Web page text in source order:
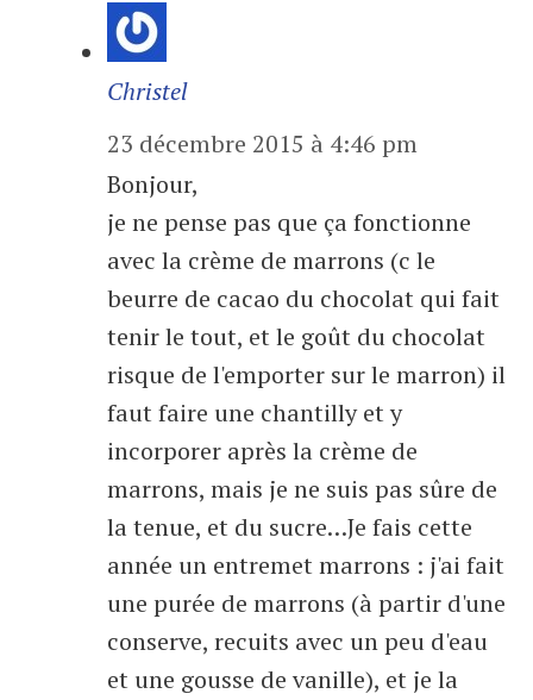
Christel
23 décembre 2015 à 4:46 pm
Bonjour,
je ne pense pas que ça fonctionne
avec la crème de marrons (c le
beurre de cacao du chocolat qui fait
tenir le tout, et le goût du chocolat
risque de l'emporter sur le marron) il
faut faire une chantilly et y
incorporer après la crème de
marrons, mais je ne suis pas sûre de
la tenue, et du sucre…Je fais cette
année un entremet marrons : j'ai fait
une purée de marrons (à partir d'une
conserve, recuits avec un peu d'eau
et une gousse de vanille), et je la